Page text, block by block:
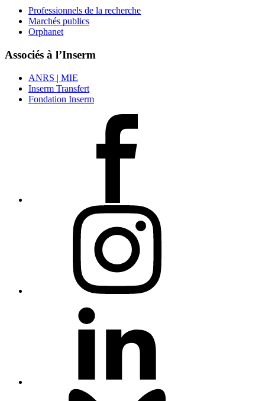
Professionnels de la recherche
Marchés publics
Orphanet
Associés à l’Inserm
ANRS | MIE
Inserm Transfert
Fondation Inserm